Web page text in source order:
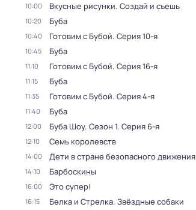
10:00 Вкусные рисунки. Создай и съешь
10:20 Буба
10:40 Готовим с Бубой. Серия 10-я
10:45 Буба
11:10 Готовим с Бубой. Серия 16-я
11:15 Буба
11:35 Готовим с Бубой. Серия 4-я
11:40 Буба
12:00 Буба Шоу. Сезон 1. Серия 6-я
12:10 Семь королевств
14:00 Дети в стране безопасного движения
14:10 Барбоскины
16:00 Это супер!
16:15 Белка и Стрелка. Звёздные собаки